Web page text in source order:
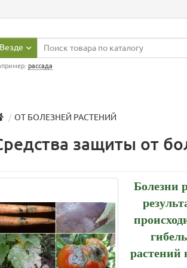
Везде
рассада
ОТ БОЛЕЗНЕЙ РАСТЕНИЙ
защиты от
Болезни
растений